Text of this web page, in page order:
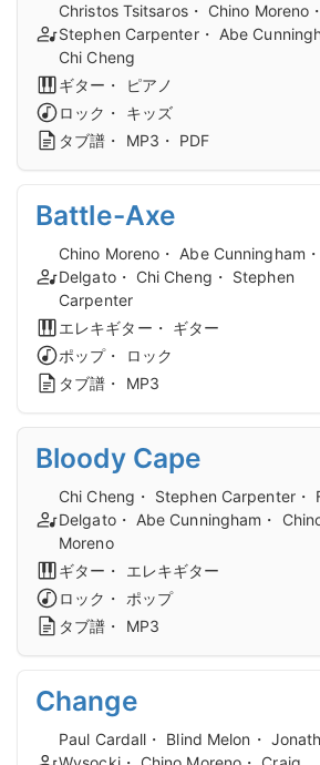
Christos Tsitsaros・ Chino Moreno・
Stephen Carpenter・ Abe
Chi Cheng
ギター・ ピアノ
ロック・ キッズ
タブ譜・ MP3・ PDF
Battle-Axe
Chino Moreno・ Abe Cunningham
Delgato・ Chi Cheng・ Stephen
Carpenter
エレキギター・ ギター
ポップ・ ロック
タブ譜・ MP3
Bloody Cape
Chi Cheng・ Stephen Carpenter・
Delgato・ Abe Cunningham・
Moreno
ギター・ エレキギター
ロック・ ポップ
タブ譜・ MP3
Change
Paul Cardall・ Blind Melon・